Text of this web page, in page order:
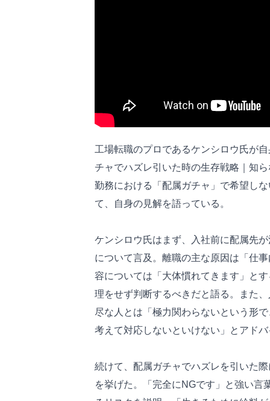
工場転職のプロであるケンシロウ氏が
チャでハズレ引いた時の生存戦略｜知
勤務における「配属ガチャ」で希望し
て、自身の見解を語っている。
ケンシロウ氏はまず、入社前に配属先
について言及。離職の主な原因は「仕
容については「大体慣れてきます」と
理をせず判断するべきだと語る。また
尽な人とは「極力関わらないという形
考えて対応しないといけない」とアド
続けて、配属ガチャでハズレを引いた
を挙げた。「完全にNGです」と強い言